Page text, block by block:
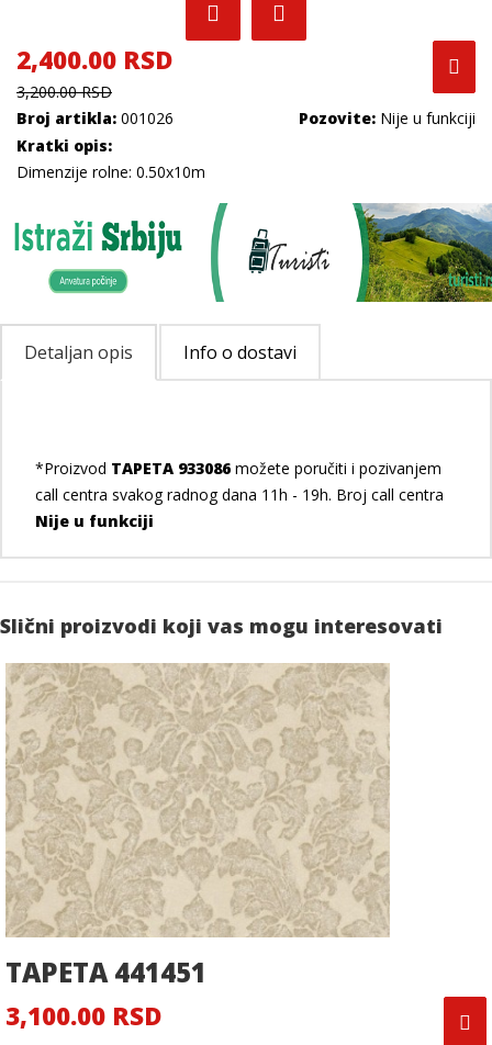
2,400.00 RSD
3,200.00 RSD
Broj artikla: 001026 Pozovite: Nije u funkciji
Kratki opis:
Dimenzije rolne: 0.50x10m
Detaljan opis Info o dostavi
*Proizvod TAPETA 933086 možete poručiti i pozivanjem
call centra svakog radnog dana 11h - 19h. Broj call centra
Nije u funkciji
Slični proizvodi koji vas mogu interesovati
TAPETA 441451
3,100.00 RSD